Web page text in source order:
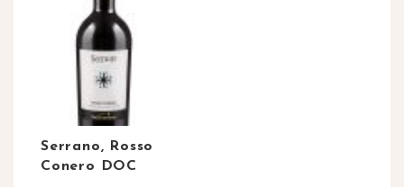
Serrano, Rosso
Conero DOC